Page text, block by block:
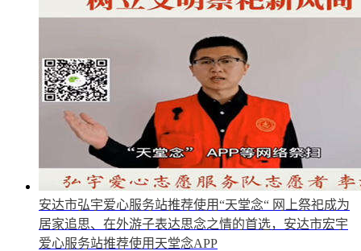
安达市弘宇爱心服务站推荐使用“天堂念“ 网上祭祀成为
居家追思、在外游子表达思念之情的首选，安达市宏宇
爱心服务站推荐使用天堂念APP